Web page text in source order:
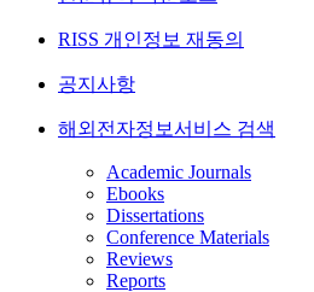
RISS 개인정보 재동의
공지사항
해외전자정보서비스 검색
Academic Journals
Ebooks
Dissertations
Conference Materials
Reviews
Reports